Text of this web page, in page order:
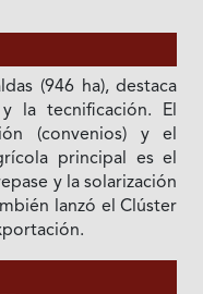
(946 ha), destaca
la tecnificación. El
(convenios) y el
principal es el
y la solarización
lanzó el Clúster